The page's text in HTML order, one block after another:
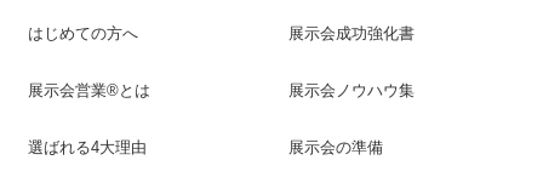
はじめての方へ
展示会営業®とは
選ばれる4大理由
展示会成功強化書
展示会ノウハウ集
展示会の準備